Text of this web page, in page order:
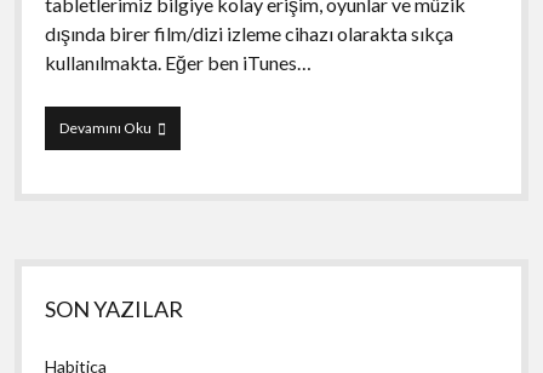
dışında birer film/dizi izleme cihazı olarakta sıkça
kullanılmakta. Eğer ben iTunes…
Devamını OkuDeFeTe
Yan
Menü
SON YAZILAR
Habitica